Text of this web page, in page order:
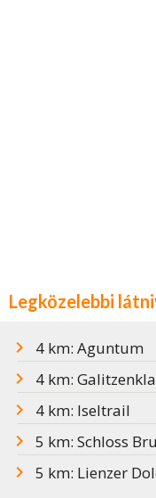
Legközelebbi
4 km: Aguntum
4 km:
4 km: Iseltrail
5 km: Schloss
5 km: Lienzer